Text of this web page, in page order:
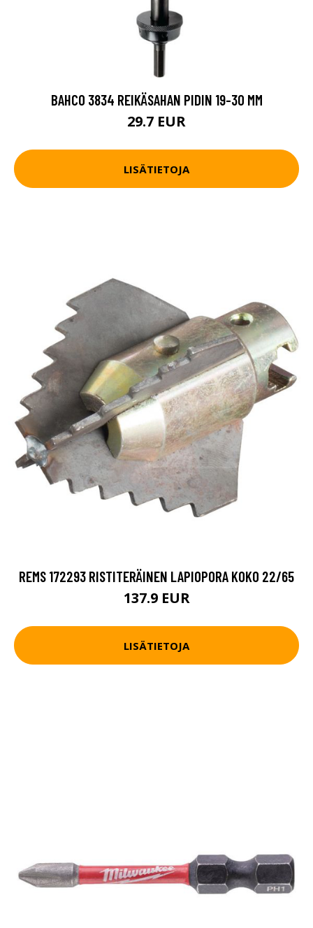
BAHCO 3834 REIKÄSAHAN PIDIN 19-30 MM
29.7 EUR
LISÄTIETOJA
REMS 172293 RISTITERÄINEN LAPIOPORA KOKO 22/65
137.9 EUR
LISÄTIETOJA